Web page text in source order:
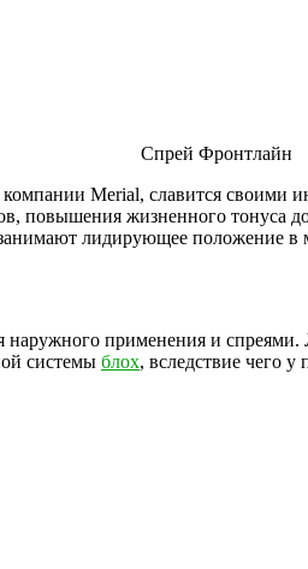
Спрей Фронтлайн
Merial, славится
повышения жизненного
лидирующее положение в
наружного применения и
системы блох, вследствие чего у